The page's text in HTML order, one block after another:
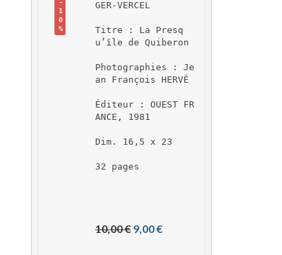
-
1
0
%
GER-VERCEL
Titre : La Presq
u’île de Quiberon
Photographies : Je
an François HERVÉ
Éditeur : OUEST FR
ANCE, 1981
Dim. 16,5 x 23
32 pages
10,00 € L
9,00 €L